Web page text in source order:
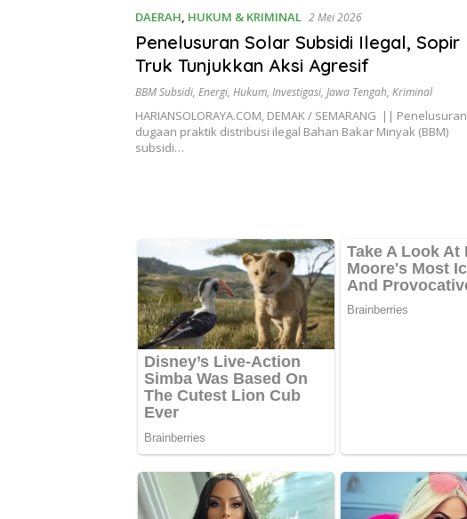
DAERAH, HUKUM & KRIMINAL 2 Mei 2026
Penelusuran Solar Subsidi Ilegal, Sopir
Truk Tunjukkan Aksi Agresif
BBM Subsidi, Energi, Hukum, Investigasi, Jawa Tengah, Kriminal
HARIANSOLORAYA.COM, DEMAK / SEMARANG || Penelusuran
dugaan praktik distribusi ilegal Bahan Bakar Minyak (BBM)
subsidi…